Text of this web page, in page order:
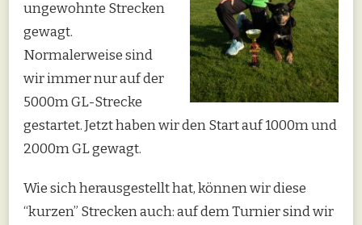
ungewohnte Strecken
gewagt.
Normalerweise sind
wir immer nur auf der
5000m GL-Strecke
gestartet. Jetzt haben wir den Start auf 1000m und
2000m GL gewagt.
Wie sich herausgestellt hat, können wir diese
“kurzen” Strecken auch: auf dem Turnier sind wir